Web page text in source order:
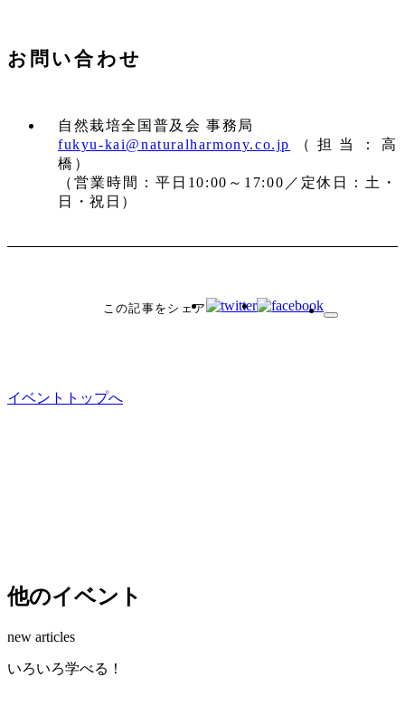
お問い合わせ
自然栽培全国普及会 事務局
fukyu-kai@naturalharmony.co.jp
（担当：高
橋）
（営業時間：平日10:00～17:00／定休日：土・
日・祝日）
イベントトップへ
他のイベント
new articles
いろいろ学べる！